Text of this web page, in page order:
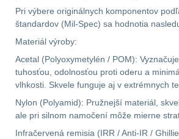
Pri výbere originálnych komponentov
štandardov (Mil-Spec) sa hodnotia
Materiál výroby:
Acetal (Polyoxymetylén / POM):
tuhosťou, odolnosťou proti oderu a
vlhkosti. Skvele funguje aj v extrémnych
Nylon (Polyamid): Pružnejší materiál,
ale pri silnom namočení môže mierne
Infračervená remisia (IRR / Anti-IR /